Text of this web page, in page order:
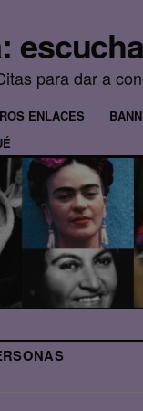
para dar a
ENLACES